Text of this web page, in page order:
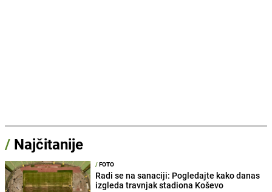
/ Najčitanije
/FOTO
Radi se na sanaciji: Pogledajte kako danas
izgleda travnjak stadiona Koševo